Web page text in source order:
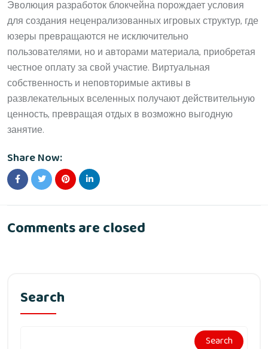
Эволюция разработок блокчейна порождает условия
для создания неценрализованных игровых структур, где
юзеры превращаются не исключительно
пользователями, но и авторами материала, приобретая
честное оплату за свой участие. Виртуальная
собственность и неповторимые активы в
развлекательных вселенных получают действительную
ценность, превращая отдых в возможно выгодную
занятие.
Share Now:
Comments are closed
Search
Search